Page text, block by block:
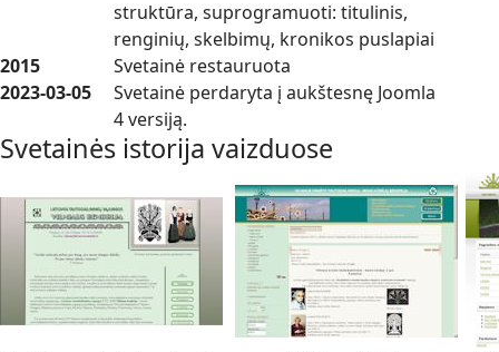
struktūra, suprogramuoti: titulinis,
renginių, skelbimų, kronikos puslapiai
2015
Svetainė restauruota
2023-03-05
Svetainė perdaryta į aukštesnę Joomla
4 versiją.
Svetainės istorija vaizduose